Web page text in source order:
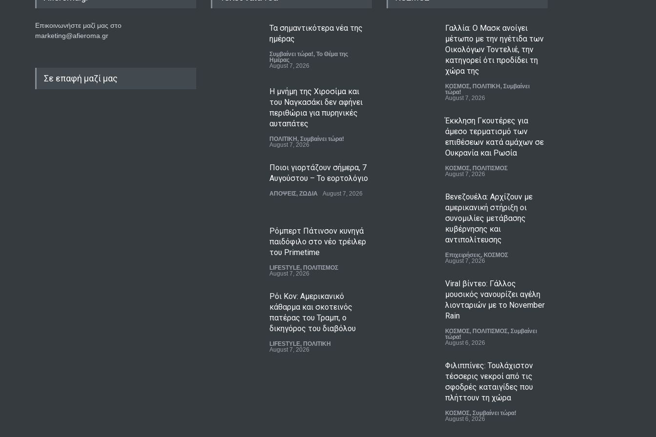
Επικοινωνήστε μαζί μας στο
marketing@afieroma.gr
Σε επαφή μαζί μας
Τα σημαντικότερα νέα της
ημέρας
Συμβαίνει τώρα!, Το Θέμα της
Ημέρας
August 7, 2026
Η μνήμη της Χιροσίμα και
του Ναγκασάκι δεν αφήνει
περιθώρια για πυρηνικές
αυταπάτες
ΠΟΛΙΤΙΚΗ , Συμβαίνει τώρα!
August 7, 2026
Ποιοι γιορτάζουν σήμερα, 7
Αυγούστου – Το εορτολόγιο
ΑΠΟΨΕΙΣ, ΖΩΔΙΑ August 7, 2026
Ρόμπερτ Πάτινσον κυνηγά
παιδόφιλο στο νέο τρέιλερ
του Primetime
LIFESTYLE, ΠΟΛΙΤΙΣΜΟΣ
August 7, 2026
Ρόι Κον: Αμερικανικό
κάθαρμα και σκοτεινός
πατέρας του Τραμπ, ο
δικηγόρος του διαβόλου
LIFESTYLE, ΠΟΛΙΤΙΚΗ
August 7, 2026
Γαλλία: Ο Μασκ ανοίγει
μέτωπο με την ηγέτιδα των
Οικολόγων Τοντελιέ, την
κατηγορεί ότι προδίδει τη
χώρα της
ΚΟΣΜΟΣ, ΠΟΛΙΤΙΚΗ , Συμβαίνει
τώρα!
August 7, 2026
Έκκληση Γκουτέρες για
άμεσο τερματισμό των
επιθέσεων κατά αμάχων σε
Ουκρανία και Ρωσία
ΚΟΣΜΟΣ, ΠΟΛΙΤΙΣΜΟΣ
August 7, 2026
Βενεζουέλα: Αρχίζουν με
αμερικανική στήριξη οι
συνομιλίες μετάβασης
κυβέρνησης και
αντιπολίτευσης
Επιχειρήσεις, ΚΟΣΜΟΣ
August 7, 2026
Viral βίντεο: Γάλλος
μουσικός νανουρίζει αγέλη
λιονταριών με το November
Rain
ΚΟΣΜΟΣ, ΠΟΛΙΤΙΣΜΟΣ, Συμβαίνει
τώρα!
August 6, 2026
Φιλιππίνες: Τουλάχιστον
τέσσερις νεκροί από τις
σφοδρές καταιγίδες που
πλήττουν τη χώρα
ΚΟΣΜΟΣ, Συμβαίνει τώρα!
August 6, 2026